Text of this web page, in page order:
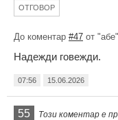
ОТГОВОР
До коментар #47 от
Надежди говежди.
07:56 15.06.2026
55 Този коментар е